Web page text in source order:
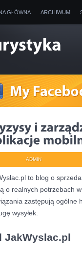
GŁÓWNA ARCHIWUM
ADMIN
to blog o
o realnych potrzebach
zastępują ogólne
wysyłek.
JakWyslac.pl